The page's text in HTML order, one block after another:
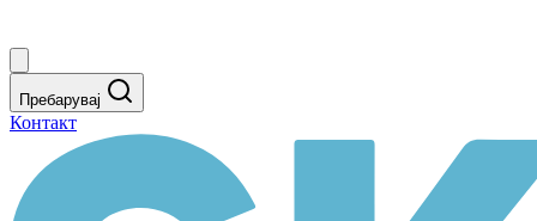
Пребарувај
Контакт